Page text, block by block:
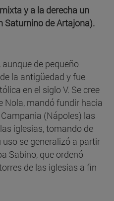
y a la derecha un
Saturnino de Artajona).
de pequeño
la antigüedad y fue
en el siglo V. Se cree
Nola, mandó fundir hacia
(Nápoles) las
iglesias, tomando de
se generalizó a partir
Sabino, que ordenó
de las iglesias a fin